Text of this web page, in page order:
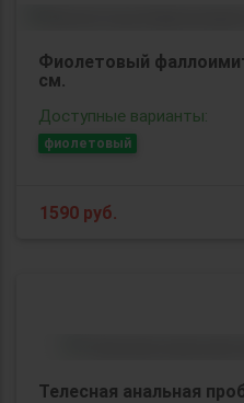
Фиолетовый
см.
Доступные варианты:
фиолетовый
1590 руб.
Телесная анальная